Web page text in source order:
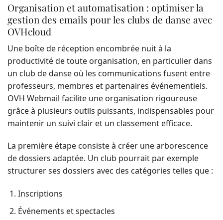
Organisation et automatisation : optimiser la
gestion des emails pour les clubs de danse avec
OVHcloud
Une boîte de réception encombrée nuit à la
productivité de toute organisation, en particulier dans
un club de danse où les communications fusent entre
professeurs, membres et partenaires événementiels.
OVH Webmail facilite une organisation rigoureuse
grâce à plusieurs outils puissants, indispensables pour
maintenir un suivi clair et un classement efficace.
La première étape consiste à créer une arborescence
de dossiers adaptée. Un club pourrait par exemple
structurer ses dossiers avec des catégories telles que :
Inscriptions
Événements et spectacles